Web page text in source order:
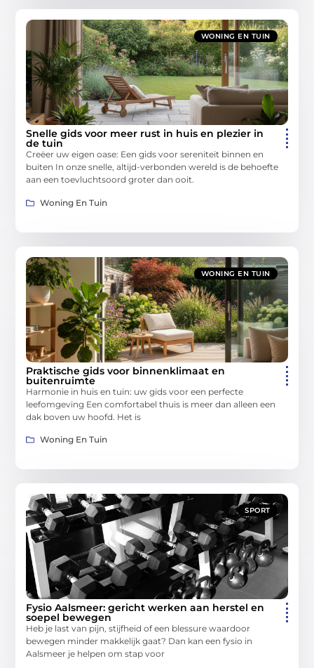
WONING EN TUIN
Snelle gids voor meer rust in huis en plezier in
de tuin
Creëer uw eigen oase: Een gids voor sereniteit binnen en
buiten In onze snelle, altijd-verbonden wereld is de behoefte
aan een toevluchtsoord groter dan ooit.
Woning En Tuin
WONING EN TUIN
Praktische gids voor binnenklimaat en
buitenruimte
Harmonie in huis en tuin: uw gids voor een perfecte
leefomgeving Een comfortabel thuis is meer dan alleen een
dak boven uw hoofd. Het is
Woning En Tuin
SPORT
Fysio Aalsmeer: gericht werken aan herstel en
soepel bewegen
Heb je last van pijn, stijfheid of een blessure waardoor
bewegen minder makkelijk gaat? Dan kan een fysio in
Aalsmeer je helpen om stap voor